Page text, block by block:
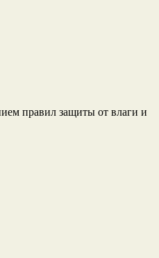
правил защиты от влаги и